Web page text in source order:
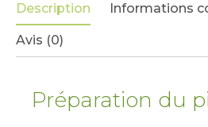
Description Informations
Avis (0)
Préparation du